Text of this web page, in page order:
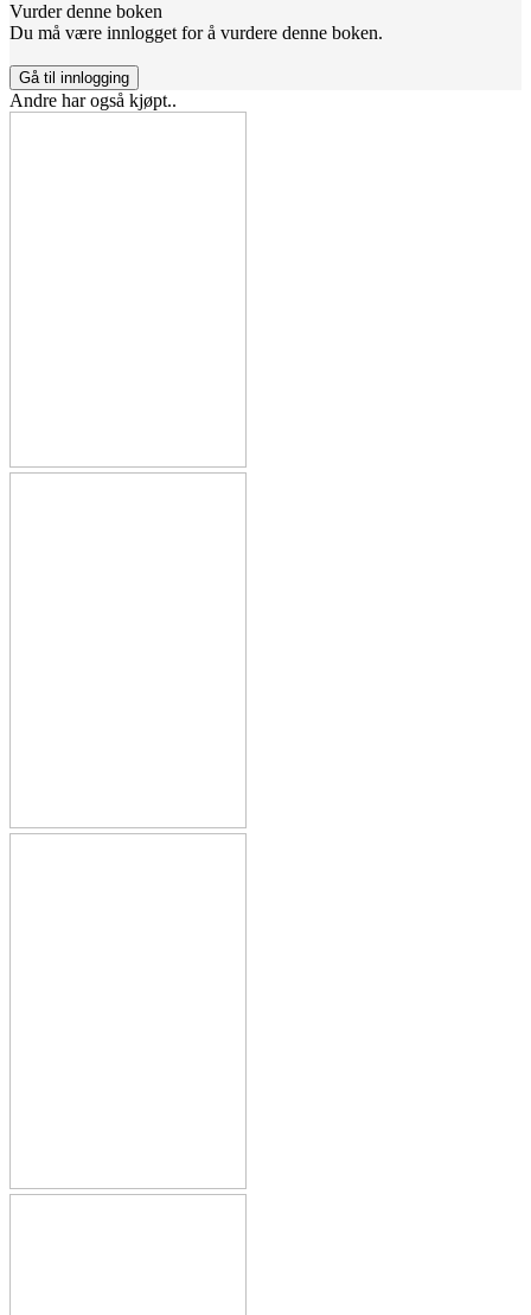
Vurder denne boken
Du må være innlogget for å vurdere denne boken.
Gå til innlogging
Andre har også kjøpt..